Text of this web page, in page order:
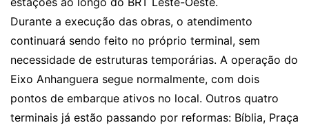
Durante a execução das obras, o atendimento
continuará sendo feito no próprio terminal, sem
necessidade de estruturas temporárias. A operação do
Eixo Anhanguera segue normalmente, com dois
pontos de embarque ativos no local. Outros quatro
terminais já estão passando por reformas: Bíblia, Praça